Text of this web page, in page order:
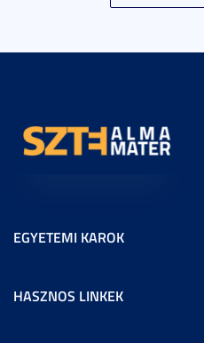
EGYETEMI KAROK
HASZNOS LINKEK